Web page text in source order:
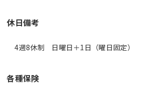
休日備考
4週8休制 日曜日＋1日（曜日固定）
各種保険